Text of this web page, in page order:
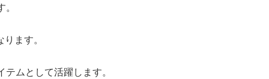
ます。
ムとして活躍します。